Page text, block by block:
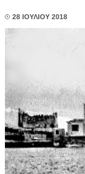
28 ΙΟΥΛΙΟΥ 2018